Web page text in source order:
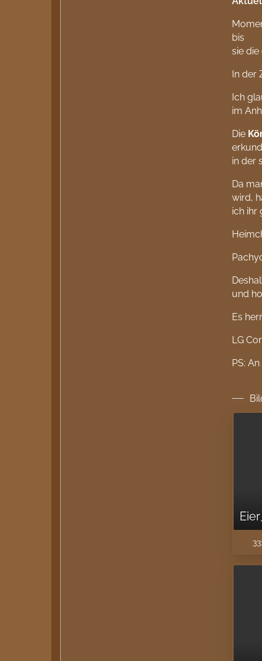
bis
sie die
In der
Ich
im
Die
in der
Da
wird,
ich ihr
und
Es
LG
PS: